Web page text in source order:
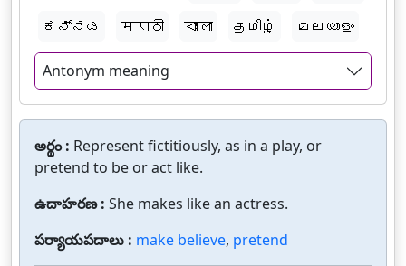
ಕನ್ನಡ
मराठी বাংলা தமிழ் മലയാളം
Antonym meaning
అర్థం : Represent fictitiously, as in a play, or
pretend to be or act like.
ఉదాహరణ : She makes like an actress.
పర్యాయపదాలు : make believe, pretend